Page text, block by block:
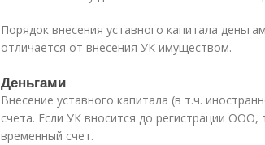
Порядок внесения уставного капитала
отличается от внесения УК имуществом.
Деньгами
Внесение уставного капитала (в т.ч.
счета. Если УК вносится до регистрации
временный счет.